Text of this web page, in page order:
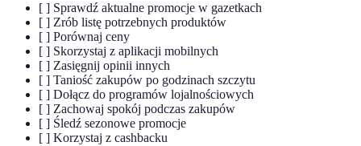
[ ] Sprawdź aktualne promocje w gazetkach
[ ] Zrób listę potrzebnych produktów
[ ] Porównaj ceny
[ ] Skorzystaj z aplikacji mobilnych
[ ] Zasięgnij opinii innych
[ ] Taniość zakupów po godzinach szczytu
[ ] Dołącz do programów lojalnościowych
[ ] Zachowaj spokój podczas zakupów
[ ] Śledź sezonowe promocje
[ ] Korzystaj z cashbacku